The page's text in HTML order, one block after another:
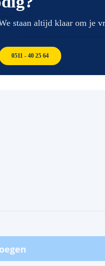
staan altijd klaar om je
0511 - 40 25 64